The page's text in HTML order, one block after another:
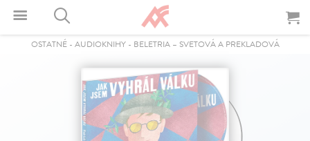
OSTATNÉ- AUDIOKNIHY- BELETRIA – SVETOVÁ A PREKLADOVÁ